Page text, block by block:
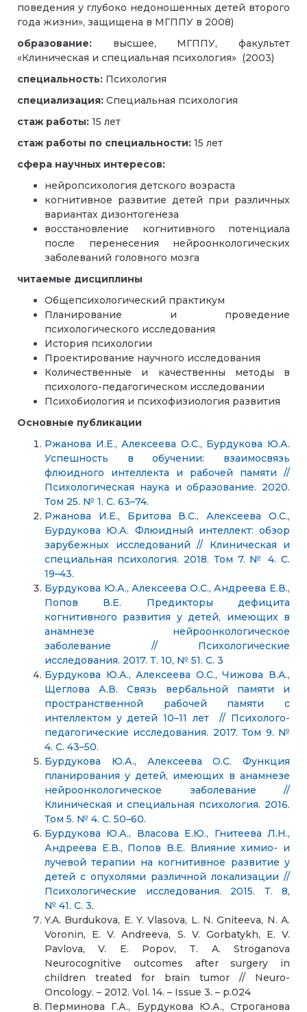
поведения у глубоко недоношенных детей второго
года жизни», защищена в МГППУ в 2008)
образование: высшее, МГППУ, факультет
«Клиническая и специальная психология» (2003)
специальность: Психология
специализация: Специальная психология
стаж работы: 15 лет
стаж работы по специальности: 15 лет
сфера научных интересов:
нейропсихология детского возраста
когнитивное развитие детей при различных
вариантах дизонтогенеза
восстановление когнитивного потенциала
после перенесения нейроонкологических
заболеваний головного мозга
читаемые дисциплины
Общепсихологический практикум
Планирование и проведение
психологического исследования
История психологии
Проектирование научного исследования
Количественные и качественны методы в
психолого-педагогическом исследовании
Психобиология и психофизиология развития
Основные публикации
Ржанова И.Е., Алексеева О.С., Бурдукова Ю.А.
Успешность в обучении: взаимосвязь
флюидного интеллекта и рабочей памяти //
Психологическая наука и образование. 2020.
Том 25. № 1. С. 63–74.
Ржанова И.Е., Бритова В.С., Алексеева О.С.,
Бурдукова Ю.А. Флюидный интеллект: обзор
зарубежных исследований // Клиническая и
специальная психология. 2018. Том 7. № 4. С.
19–43.
Бурдукова Ю.А., Алексеева О.С., Андреева Е.В.,
Попов В.Е. Предикторы дефицита
когнитивного развития у детей, имеющих в
анамнезе нейроонкологическое
заболевание // Психологические
исследования. 2017. Т. 10, № 51. С. 3
Бурдукова Ю.А., Алексеева О.С., Чижова В.А.,
Щеглова А.В. Связь вербальной памяти и
пространственной рабочей памяти с
интеллектом у детей 10–11 лет // Психолого-
педагогические исследования. 2017. Том 9. №
4. С. 43–50.
Бурдукова Ю.А., Алексеева О.С. Функция
планирования у детей, имеющих в анамнезе
нейроонкологическое заболевание //
Клиническая и специальная психология. 2016.
Том 5. № 4. С. 50–60.
Бурдукова Ю.А., Власова Е.Ю., Гнитеева Л.Н.,
Андреева Е.В., Попов В.Е. Влияние химио- и
лучевой терапии на когнитивное развитие у
детей с опухолями различной локализации //
Психологические исследования. 2015. Т. 8,
№ 41. С. 3.
Y.A. Burdukova, E. Y. Vlasova, L. N. Gniteeva, N. A.
Voronin, E. V. Andreeva, S. V. Gorbatykh, E. V.
Pavlova, V. E. Popov, T. A. Stroganova
Neurocognitive outcomes after surgery in
children treated for brain tumor // Neuro-
Oncology. – 2012. Vol. 14. – Issue 3. – p.024
Перминова Г.А., Бурдукова Ю.А., Строганова